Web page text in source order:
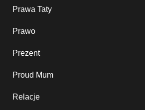
Prawa Taty
Prawo
Prezent
Proud Mum
Relacje